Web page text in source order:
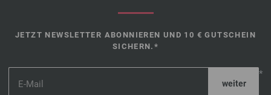
JETZT NEWSLETTER ABONNIEREN UND 10 € GUTSCHEIN
SICHERN.*
*